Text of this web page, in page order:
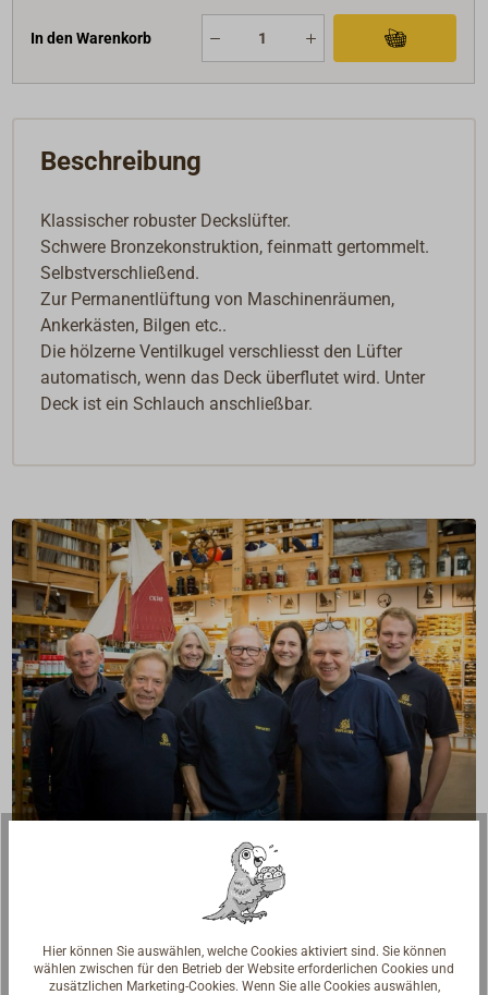
In den Warenkorb
Beschreibung
Klassischer robuster Deckslüfter.
Schwere Bronzekonstruktion, feinmatt gertommelt.
Selbstverschließend.
Zur Permanentlüftung von Maschinenräumen,
Ankerkästen, Bilgen etc..
Die hölzerne Ventilkugel verschliesst den Lüfter
automatisch, wenn das Deck überflutet wird. Unter
Deck ist ein Schlauch anschließbar.
Fragen zum Artikel?
Reden Sie mit Handwerkern, Bootsbauern und
Seglerinnen. Wir verstehen Ihre Fragen und geben die
Experten kontaktieren
Hier können Sie auswählen, welche Cookies aktiviert sind. Sie können
wählen zwischen für den Betrieb der Website erforderlichen Cookies und
zusätzlichen Marketing-Cookies. Wenn Sie alle Cookies auswählen,